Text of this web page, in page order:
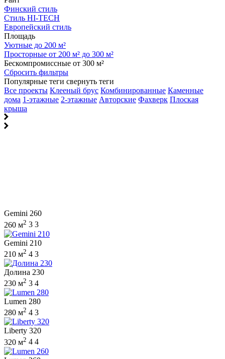
Финский стиль
Стиль HI-TECH
Европейский стиль
Площадь
Уютные до 200 м²
Просторные от 200 м² до 300 м²
Бескомпромиссные от 300 м²
Сбросить фильтры
Популярные теги свернуть теги
Все проекты Клееный брус Комбинированные Каменные
дома 1-этажные 2-этажные Авторские Фахверк Плоская
крыша
Gemini 260
260 м2 3 3
Gemini 210
210 м2 4 3
Долина 230
230 м2 3 4
Lumen 280
280 м2 4 3
Liberty 320
320 м2 4 4